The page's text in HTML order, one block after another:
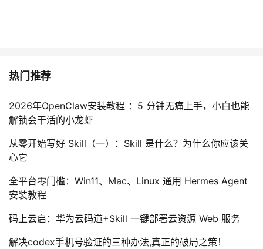
热门推荐
2026年OpenClaw安装教程 ：5 分钟无痛上手，小白也能
解锁会干活的小龙虾
从零开始写好 Skill（一）：Skill 是什么？为什么你应该关
心它
全平台零门槛：Win11、Mac、Linux 通用 Hermes Agent
安装教程
码上云启：华为云码道+Skill 一键部署云资源 Web 服务
解决codex手机号验证的三种办法,真正的破局之策！